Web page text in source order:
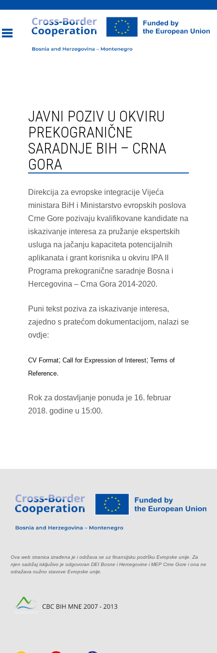
JAVNI POZIV U OKVIRU
PREKOGRANIČNE
SARADNJE BIH – CRNA
GORA
Direkcija za evropske integracije Vijeća
ministara BiH i Ministarstvo evropskih poslova
Crne Gore pozivaju kvalifikovane kandidate na
iskazivanje interesa za pružanje ekspertskih
usluga na jačanju kapaciteta potencijalnih
aplikanata i grant korisnika u okviru IPA II
Programa prekogranične saradnje Bosna i
Hercegovina – Crna Gora 2014-2020.
Puni tekst poziva za iskazivanje interesa,
zajedno s pratećom dokumentacijom, nalazi se
ovdje:
CV Format; Call for Expression of Interest; Terms of
Reference.
Rok za dostavljanje ponuda je 16. februar
2018. godine u 15:00.
Ova web stranica izrađena je i održava se uz finansijsku podršku Evropske unije. Za
njen sadržaj isključivo je odgovoran DEI Bosne i Hercegovine i MEP Crne Gore i ona ne
odražava nužno stavove Evropske unije.